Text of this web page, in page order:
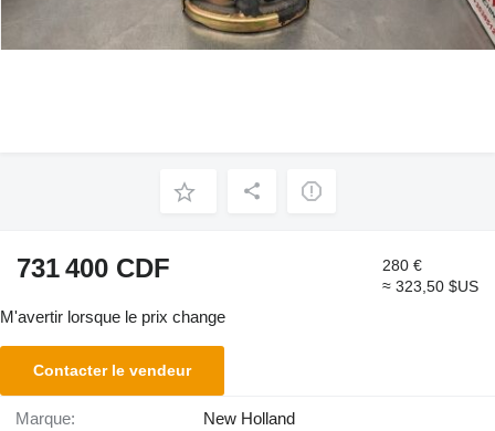
731 400 CDF
280 €
≈ 323,50 $US
M'avertir lorsque le prix change
Contacter le vendeur
Marque: New Holland